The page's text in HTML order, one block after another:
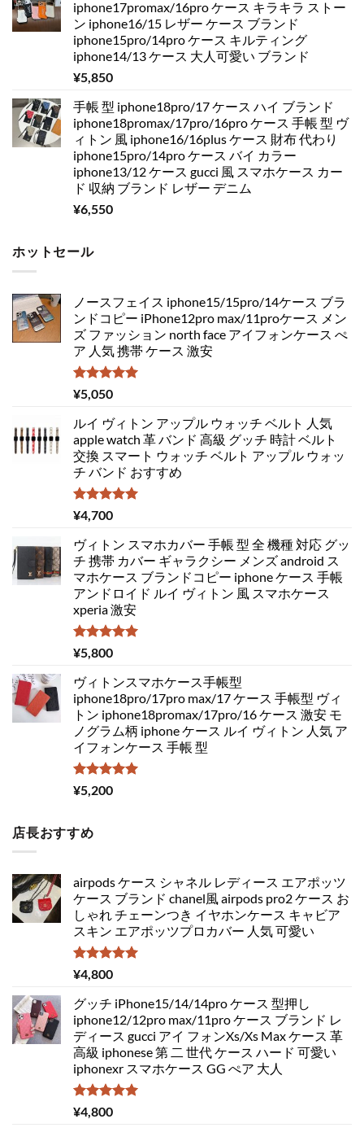
iphone17promax/16pro ケース キラキラ ストー
ン iphone16/15 レザー ケース ブランド
iphone15pro/14pro ケース キルティング
iphone14/13 ケース 大人可愛い ブランド
¥5,850
手帳 型 iphone18pro/17 ケース ハイ ブランド
iphone18promax/17pro/16pro ケース 手帳 型 ヴ
ィトン 風 iphone16/16plus ケース 財布 代わり
iphone15pro/14pro ケース バイ カラー
iphone13/12 ケース gucci 風 スマホケース カー
ド 収納 ブランド レザー デニム
¥6,550
ホットセール
ノースフェイス iphone15/15pro/14ケース ブラ
ンドコピー iPhone12pro max/11proケース メン
ズ ファッション north face アイフォンケース ぺ
ア 人気 携帯 ケース 激安
5段階中
5.00
¥5,050
ルイ ヴィトン アップル ウォッチ ベルト 人気
apple watch 革 バンド 高級 グッチ 時計 ベルト
交換 スマート ウォッチ ベルト アップル ウォッ
チ バンド おすすめ
5段階中
5.00
¥4,700
ヴィトン スマホカバー 手帳 型 全 機種 対応 グッ
チ 携帯 カバー ギャラクシー メンズ android ス
マホケース ブランドコピー iphone ケース 手帳
アンドロイド ルイ ヴィトン 風 スマホケース
xperia 激安
5段階中
5.00
¥5,800
ヴィトンスマホケース手帳型
iphone18pro/17pro max/17 ケース 手帳型 ヴィ
トン iphone18promax/17pro/16 ケース 激安 モ
ノグラム柄 iphone ケース ルイ ヴィトン 人気 ア
イフォンケース 手帳 型
5段階中
5.00
¥5,200
店長おすすめ
airpods ケース シャネル レディース エアポッツ
ケース ブランド chanel風 airpods pro2 ケース お
しゃれ チェーンつき イヤホンケース キャビア
スキン エアポッツプロカバー 人気 可愛い
5段階中
5.00
¥4,800
グッチ iPhone15/14/14pro ケース 型押し
iphone12/12pro max/11pro ケース ブランド レ
ディース gucci アイ フォンXs/Xs Max ケース 革
高級 iphonese 第 二 世代 ケース ハード 可愛い
iphonexr スマホケース GG ぺア 大人
5段階中
5.00
¥4,800